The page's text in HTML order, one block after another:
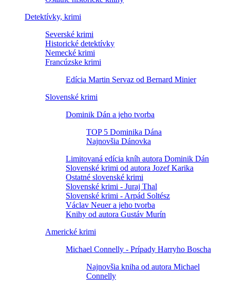
Detektívky, krimi
Severské krimi
Historické detektívky
Nemecké krimi
Francúzske krimi
Edícia Martin Servaz od Bernard Minier
Slovenské krimi
Dominik Dán a jeho tvorba
TOP 5 Dominika Dána
Najnovšia Dánovka
Limitovaná edícia kníh autora Dominik Dán
Slovenské krimi od autora Jozef Karika
Ostatné slovenské krimi
Slovenské krimi - Juraj Thal
Slovenské krimi - Arpád Soltész
Václav Neuer a jeho tvorba
Knihy od autora Gustáv Murín
Americké krimi
Michael Connelly - Prípady Harryho Boscha
Najnovšia kniha od autora Michael
Connelly